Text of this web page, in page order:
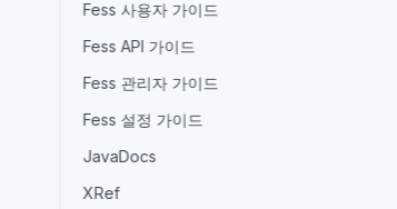
Fess 사용자 가이드
Fess API 가이드
Fess 관리자 가이드
Fess 설정 가이드
JavaDocs
XRef